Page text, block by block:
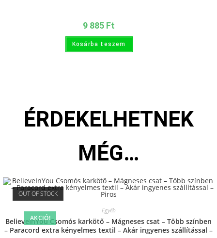
9 885 Ft
Kosárba teszem
ÉRDEKELHETNEK
MÉG…
OUT OF STOCK
AKCIÓ!
Egyéb
BelieveInYou Csomós karkötő – Mágneses csat – Több színben
– Paracord extra kényelmes textil – Akár ingyenes szállítással –